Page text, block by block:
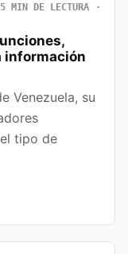
5 MIN DE LECTURA
información
Venezuela, su
tipo de